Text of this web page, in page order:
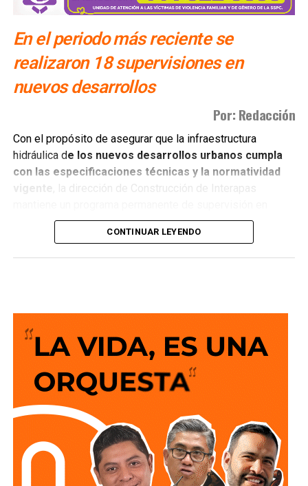
En el periodo más reciente se
realizaron 18 supervisiones en
nuevos desarrollos
Por: Redacción
Con el propósito de asegurar que la infraestructura
hidráulica de los nuevos desarrollos urbanos cumpla
con las especificaciones técnicas y la normatividad
vigente
, la dirección de Construcción de Interapas
fraccionamientos y centros de población que buscan
incorporarse a las redes de agua potable y drenaje.
y que los puntos de conexión al sistema público sean
adecuados para garantizar un servicio seguro y eficiente.
CONTINUAR LEYENDO